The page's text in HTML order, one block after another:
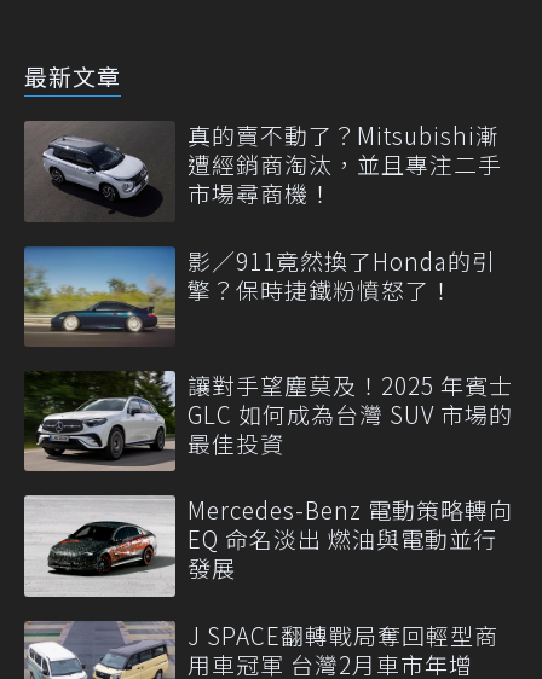
最新文章
真的賣不動了？Mitsubishi漸
遭經銷商淘汰，並且專注二手
市場尋商機！
影／911竟然換了Honda的引
擎？保時捷鐵粉憤怒了！
讓對手望塵莫及！2025 年賓士
GLC 如何成為台灣 SUV 市場的
最佳投資
Mercedes-Benz 電動策略轉向
EQ 命名淡出 燃油與電動並行
發展
J SPACE翻轉戰局奪回輕型商
用車冠軍 台灣2月車市年增